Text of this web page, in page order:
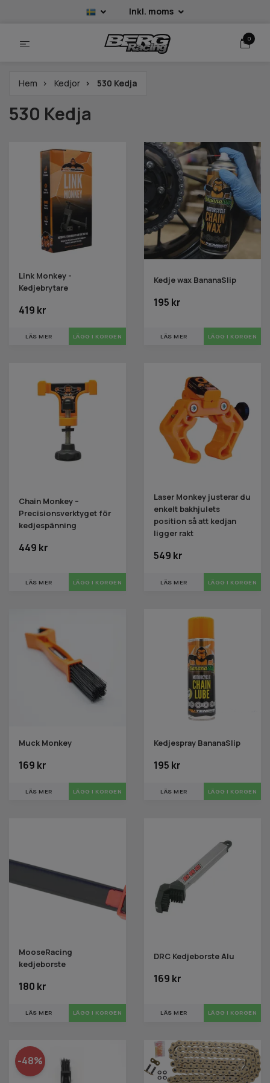
Inkl. moms
0
Hem Kedjor 530 Kedja
530 Kedja
Link Monkey -
Kedjebrytare
419 kr
LÄS MER
Kedje wax BananaSlip
195 kr
LÄS MER
Chain Monkey –
Precisionsverktyget för
kedjespänning
449 kr
LÄS MER
Laser Monkey justerar du
enkelt bakhjulets
position så att kedjan
ligger rakt
549 kr
LÄS MER
Muck Monkey
169 kr
LÄS MER
Kedjespray BananaSlip
195 kr
LÄS MER
MooseRacing
kedjeborste
180 kr
LÄS MER
DRC Kedjeborste Alu
169 kr
LÄS MER
-48%